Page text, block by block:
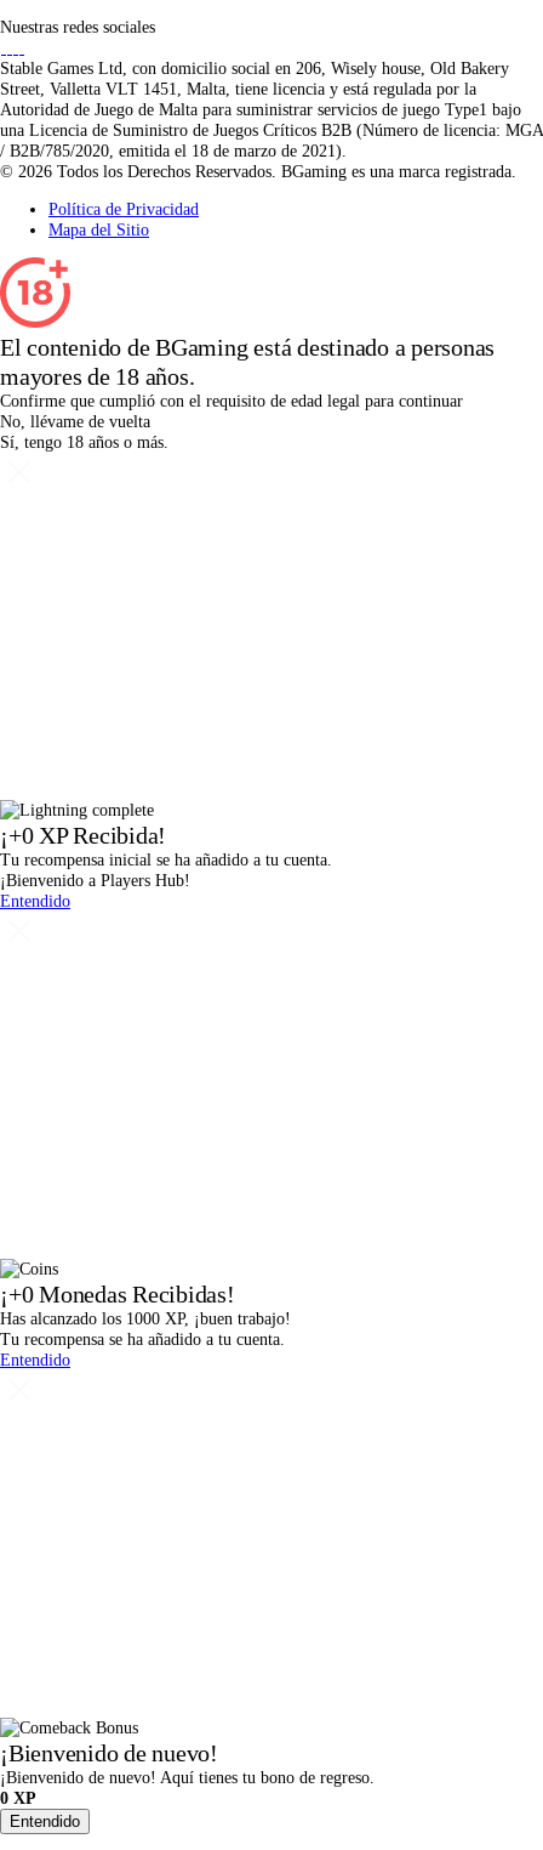
Nuestras redes sociales
Stable Games Ltd, con domicilio social en 206, Wisely house, Old Bakery
Street, Valletta VLT 1451, Malta, tiene licencia y está regulada por la
Autoridad de Juego de Malta para suministrar servicios de juego Type1 bajo
una Licencia de Suministro de Juegos Críticos B2B (Número de licencia: MGA
/ B2B/785/2020, emitida el 18 de marzo de 2021).
© 2026 Todos los Derechos Reservados. BGaming es una marca registrada.
Política de Privacidad
Mapa del Sitio
El contenido de BGaming está destinado a personas
mayores de 18 años.
Confirme que cumplió con el requisito de edad legal para continuar
No, llévame de vuelta
Sí, tengo 18 años o más.
¡+0XP Recibida!
Tu recompensa inicial se ha añadido a tu cuenta.
¡Bienvenido a Players Hub!
Entendido
¡+0Monedas Recibidas!
Has alcanzado los 1000 XP, ¡buen trabajo!
Tu recompensa se ha añadido a tu cuenta.
Entendido
¡Bienvenido de nuevo!
¡Bienvenido de nuevo! Aquí tienes tu bono de regreso.
0 XP
Entendido